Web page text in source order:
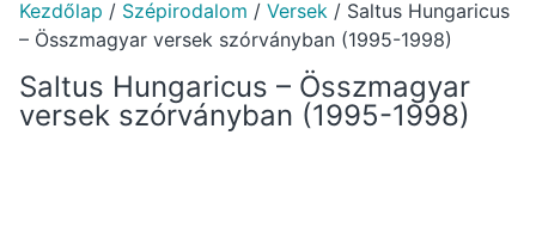
Kezdőlap / Szépirodalom / Versek / Saltus Hungaricus
– Összmagyar versek szórványban (1995-1998)
Saltus Hungaricus – Összmagyar
versek szórványban (1995-1998)